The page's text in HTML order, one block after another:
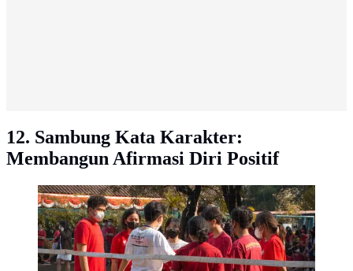
12. Sambung Kata Karakter:
Membangun Afirmasi Diri Positif